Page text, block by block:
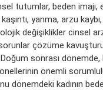
tutumlar, beden imajı,
yanma, arzu
değişiklikler cinsel
çözüme
sonrası
önemli
dönemdeki kadının